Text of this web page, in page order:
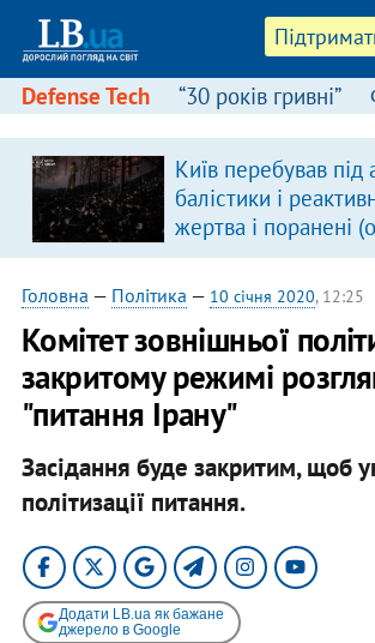
Defense Tech “30 років гривні”
Київ перебував під
балістики і
жертва і поранені
Головна — Політика — 10 січня 2020, 12:25
Комітет зовнішньої
закритому режимі
"питання Ірану"
Засідання буде закритим, щоб
політизації питання.
Додати LB.ua як бажане
джерело в Google